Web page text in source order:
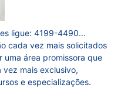
ligue: 4199-4490...
cada vez mais solicitados
uma área promissora que
mais exclusivo,
e especializações.